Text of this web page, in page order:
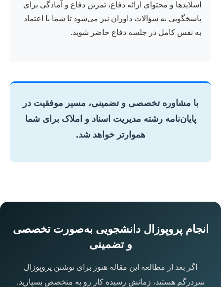
اسلایدها و محتوای ارائه دفاع، تمرین دفاع و آمادگی برای
پاسخگویی به سؤالات داوران نیز می‌شود تا شما با اعتماد
به نفس کامل در جلسه دفاع حاضر شوید.
با مشاوره تخصصی و تضمینی، مسیر موفقیت در
پایان‌نامه رشته مدیریت اسناد و املاک برای شما
هموارتر خواهد شد.
انجام پروپوزال دانشجویی به‌صورت تخصصی
و تضمینی
اگر بعد از مطالعه این مقاله هنوز برای نوشتن پروپوزال
سردرگم هستید، زمانش رسیده کار رو به متخصص بسپارید.